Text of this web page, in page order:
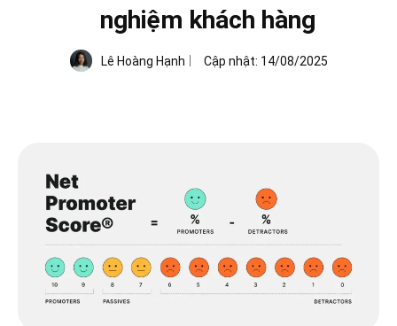
nghiệm khách hàng
Lê Hoàng Hạnh Cập nhật: 14/08/2025